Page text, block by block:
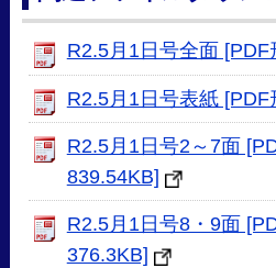
R2.5月1日号全面 [PDF
R2.5月1日号表紙 [PDF
R2.5月1日号2～7面
839.54KB]
R2.5月1日号8・9面
376.3KB]